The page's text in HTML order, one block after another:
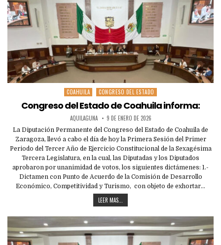
Posted
in
COAHUILA CONGRESO DEL ESTADO
Congreso del Estado de Coahuila informa:
AQUILAGUNA 9 DE ENERO DE 2026
La Diputación Permanente del Congreso del Estado de Coahuila de
Zaragoza, llevó a cabo el día de hoy la Primera Sesión del Primer
Periodo del Tercer Año de Ejercicio Constitucional de la Sexagésima
Tercera Legislatura, en la cual, las Diputadas y los Diputados
aprobaron por unanimidad de votos, los siguientes dictámenes: 1.-
Dictamen con Punto de Acuerdo de la Comisión de Desarrollo
Económico, Competitividad y Turismo, con objeto de exhortar…
LEER MAS...